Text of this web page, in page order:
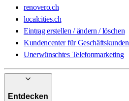
renovero.ch
localcities.ch
Eintrag erstellen / ändern / löschen
Kundencenter für Geschäftskunden
Unerwünschtes Telefonmarketing
Entdecken